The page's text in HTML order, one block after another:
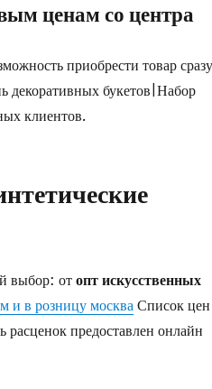
ценам со центра
приобрести товар
букетов|Набор
клиентов.
выбор: от опт искусственных
и в розницу москваСписок цен
предоставлен онлайн